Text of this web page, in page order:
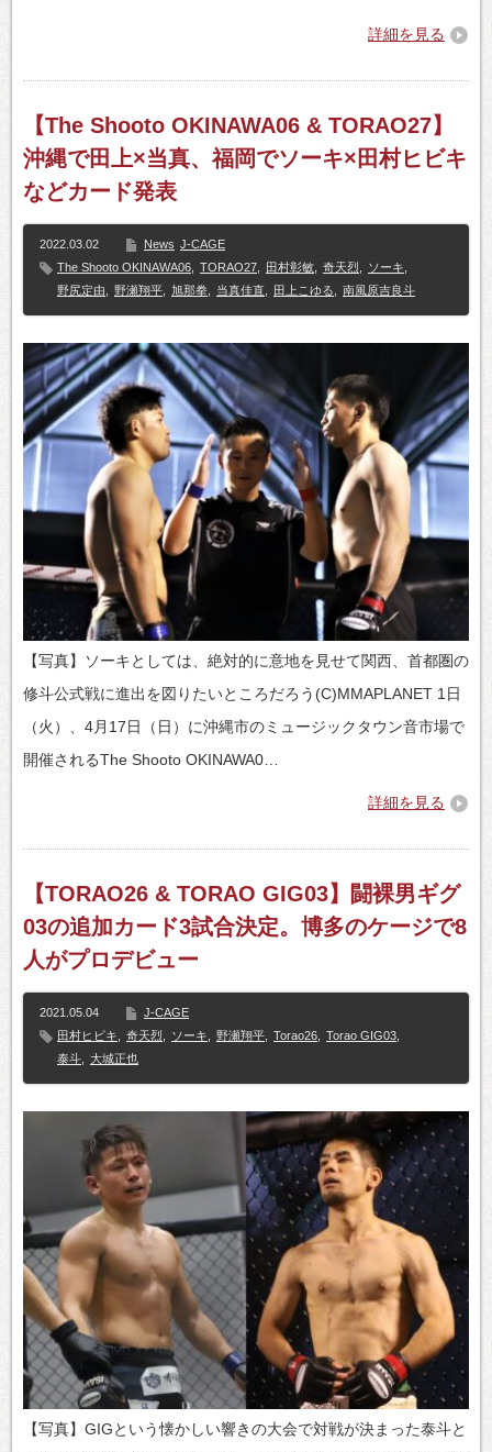
詳細を見る
【The Shooto OKINAWA06 & TORAO27】
沖縄で田上×当真、福岡でソーキ×田村ヒビキ
などカード発表
2022.03.02 News J-CAGE
The Shooto OKINAWA06
TORAO27 田村彰敏 奇天烈 ソーキ
野尻定由
野瀬翔平 旭那拳 当真佳直 田上こゆる 南風原吉良斗
【写真】ソーキとしては、絶対的に意地を見せて関西、首都圏の
修斗公式戦に進出を図りたいところだろう(C)MMAPLANET 1日
（火）、4月17日（日）に沖縄市のミュージックタウン音市場で
開催されるThe Shooto OKINAWA0…
詳細を見る
【TORAO26 & TORAO GIG03】闘裸男ギグ
03の追加カード3試合決定。博多のケージで8
人がプロデビュー
2021.05.04
J-CAGE
田村ヒビキ
奇天烈 ソーキ 野瀬翔平 Torao26 Torao GIG03
泰斗
大城正也
【写真】GIGという懐かしい響きの大会で対戦が決まった泰斗と